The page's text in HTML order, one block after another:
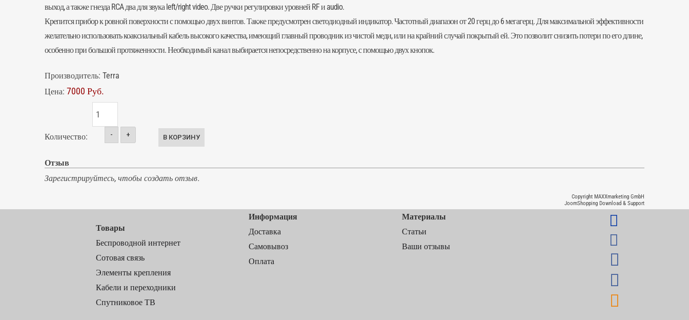
выход, а также гнезда RCA два для звука left/right video. Две ручки регулировки уровней RF и audio.
Крепится прибор к ровной поверхности с помощью двух винтов. Также предусмотрен светодиодный индикатор. Частотный диапазон от 20 герц до 6 мегагерц. Для максимальной эффективности
желательно использовать коаксиальный кабель высокого качества, имеющий главный проводник из чистой меди, или на крайний случай покрытый ей. Это позволит снизить потери по его длине,
особенно при большой протяженности. Необходимый канал выбирается непосредственно на корпусе, с помощью двух кнопок.
Производитель: Terra
Цена: 7000 Руб.
Количество: - +
Отзыв
Зарегистрируйтесь, чтобы создать отзыв.
Copyright MAXXmarketing GmbH
JoomShopping Download & Support
Товары
Беспроводной интернет
Сотовая связь
Элементы крепления
Кабели и переходники
Спутниковое ТВ
Информация
Доставка
Самовывоз
Оплата
Материалы
Статьи
Ваши отзывы